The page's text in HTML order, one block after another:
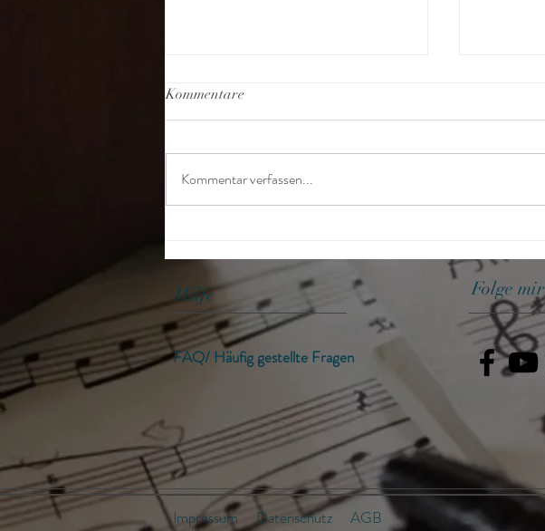
Spiele Licks wie Riffs
Kommentare
Kommentar verfassen...
Hilfe
FAQ/ Häufig gestellte Fragen
Folge mir
Impressum Datenschutz AGB